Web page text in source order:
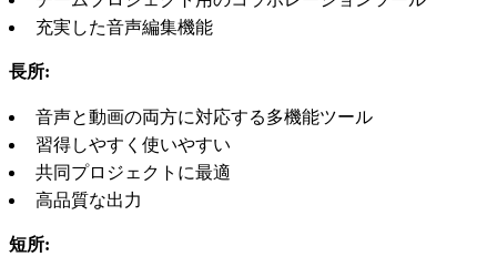
充実した音声編集機能
長所:
音声と動画の両方に対応する多機能ツール
習得しやすく使いやすい
共同プロジェクトに最適
高品質な出力
短所: